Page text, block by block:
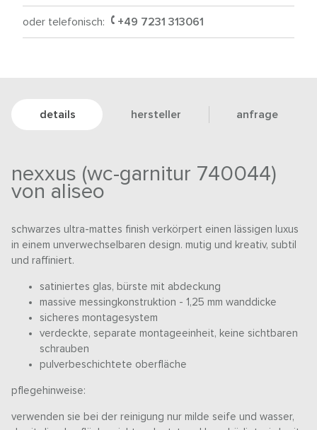
oder telefonisch: +49 7231 313061
details hersteller anfrage
nexxus (wc-garnitur 740044)
von aliseo
schwarzes ultra-mattes finish verkörpert einen lässigen luxus
in einem unverwechselbaren design. mutig und kreativ, subtil
und raffiniert.
satiniertes glas, bürste mit abdeckung
massive messingkonstruktion - 1,25 mm wanddicke
sicheres montagesystem
verdeckte, separate montageeinheit, keine sichtbaren
schrauben
pulverbeschichtete oberfläche
pflegehinweise:
verwenden sie bei der reinigung nur milde seife und wasser,